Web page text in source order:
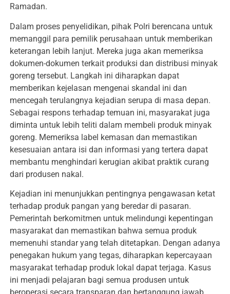
Ramadan.
Dalam proses penyelidikan, pihak Polri berencana untuk
memanggil para pemilik perusahaan untuk memberikan
keterangan lebih lanjut. Mereka juga akan memeriksa
dokumen-dokumen terkait produksi dan distribusi minyak
goreng tersebut. Langkah ini diharapkan dapat
memberikan kejelasan mengenai skandal ini dan
mencegah terulangnya kejadian serupa di masa depan.
Sebagai respons terhadap temuan ini, masyarakat juga
diminta untuk lebih teliti dalam membeli produk minyak
goreng. Memeriksa label kemasan dan memastikan
kesesuaian antara isi dan informasi yang tertera dapat
membantu menghindari kerugian akibat praktik curang
dari produsen nakal.
Kejadian ini menunjukkan pentingnya pengawasan ketat
terhadap produk pangan yang beredar di pasaran.
Pemerintah berkomitmen untuk melindungi kepentingan
masyarakat dan memastikan bahwa semua produk
memenuhi standar yang telah ditetapkan. Dengan adanya
penegakan hukum yang tegas, diharapkan kepercayaan
masyarakat terhadap produk lokal dapat terjaga. Kasus
ini menjadi pelajaran bagi semua produsen untuk